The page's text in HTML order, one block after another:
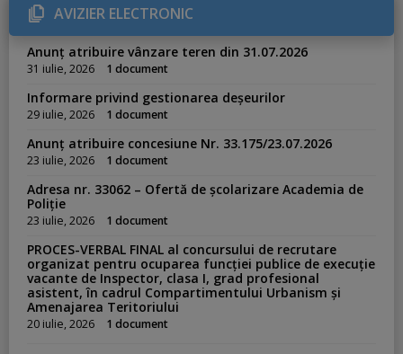
e
AVIZIER ELECTRONIC
Anunț atribuire vânzare teren din 31.07.2026
31 iulie, 2026 1 document
Informare privind gestionarea deșeurilor
29 iulie, 2026 1 document
Anunț atribuire concesiune Nr. 33.175/23.07.2026
23 iulie, 2026 1 document
Adresa nr. 33062 – Ofertă de școlarizare Academia de
Poliție
23 iulie, 2026 1 document
PROCES-VERBAL FINAL al concursului de recrutare
organizat pentru ocuparea funcției publice de execuție
vacante de Inspector, clasa I, grad profesional
asistent, în cadrul Compartimentului Urbanism și
Amenajarea Teritoriului
20 iulie, 2026 1 document